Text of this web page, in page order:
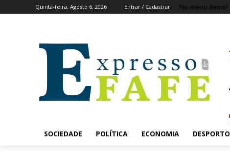
Quinta-feira, Agosto 6, 2026 Entrar / Cadastrar No menu items!
SOCIEDADE POLÍTICA ECONOMIA DESPORTO